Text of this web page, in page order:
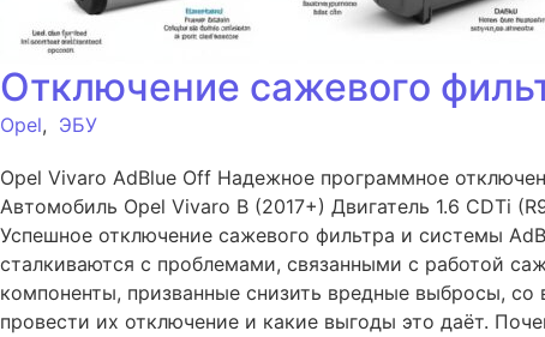
Отключение сажевого
Opel, ЭБУ
Opel Vivaro AdBlue Off Надежное программное
Автомобиль Opel Vivaro B (2017+) Двигатель 1.6 CDTi
Успешное отключение сажевого фильтра и системы
сталкиваются с проблемами, связанными с работой
компоненты, призванные снизить вредные выбросы,
провести их отключение и какие выгоды это даёт.